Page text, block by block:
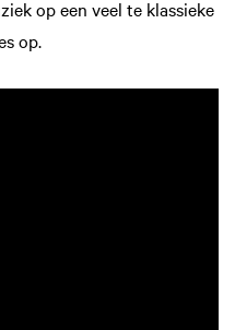
op een veel te klassieke
op.